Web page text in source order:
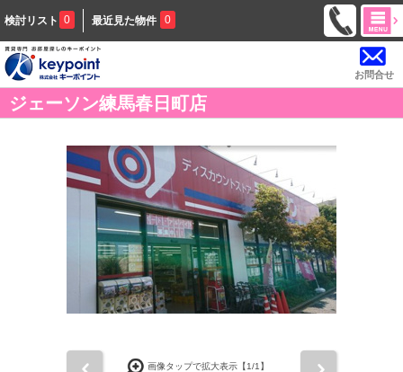
検討リスト 0 最近見た物件 0
お問合せ
ジェーソン練馬春日町店
画像タップで拡大表示【1/1】